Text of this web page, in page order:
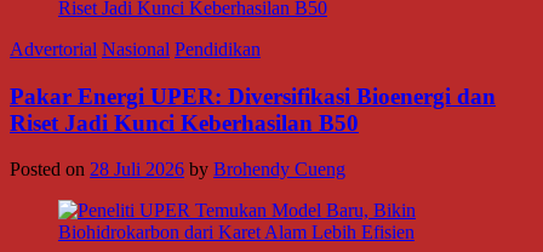
Advertorial Nasional Pendidikan
Pakar Energi UPER: Diversifikasi Bioenergi dan
Riset Jadi Kunci Keberhasilan B50
Posted on 28 Juli 2026 by Brohendy Cueng